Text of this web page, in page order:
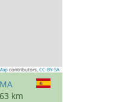
contributors, CC-BY-SA
km